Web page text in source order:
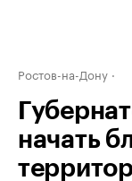
Ростов-на-Дону
начать